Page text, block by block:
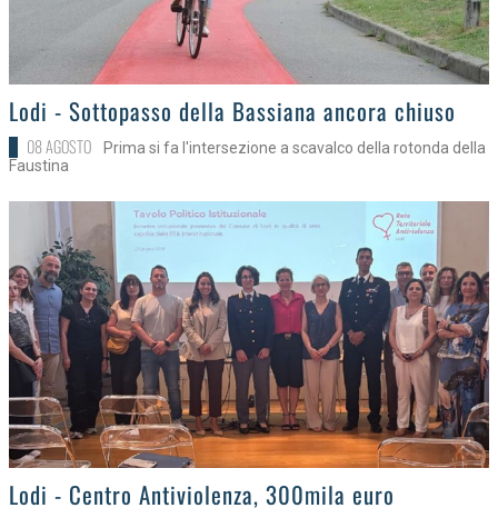
>Lodi - Sottopasso della Bassiana ancora chiuso
08 AGOSTO
Prima si fa l'intersezione a scavalco della rotonda della
Faustina
>Lodi - Centro Antiviolenza, 300mila euro